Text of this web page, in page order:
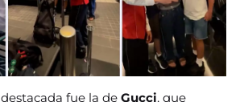
destacada fue la deGucci, que